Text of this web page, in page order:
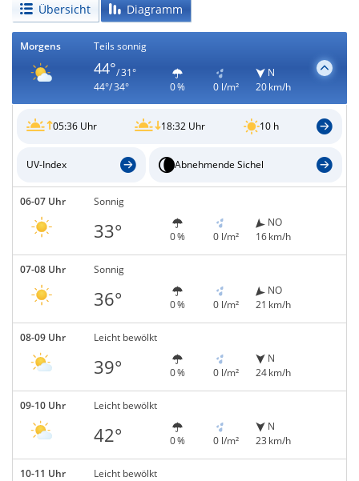
Übersicht Diagramm
Morgens Teils sonnig
44°/ 31°
44°/ 34°
0 % 0 l/m²
N
20 km/h
05:36 Uhr 18:32 Uhr 10 h
UV-Index Abnehmende Sichel
06-07 Uhr Sonnig
33° 0 % 0 l/m²
NO
16 km/h
07-08 Uhr Sonnig
36° 0 % 0 l/m²
NO
21 km/h
08-09 Uhr Leicht bewölkt
39° 0 % 0 l/m²
N
24 km/h
09-10 Uhr Leicht bewölkt
42° 0 % 0 l/m²
N
23 km/h
10-11 Uhr Leicht bewölkt